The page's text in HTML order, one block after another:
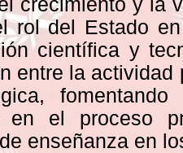
crecimiento y la
rol del Estado
científica y
entre la
en el proceso
enseñanza en